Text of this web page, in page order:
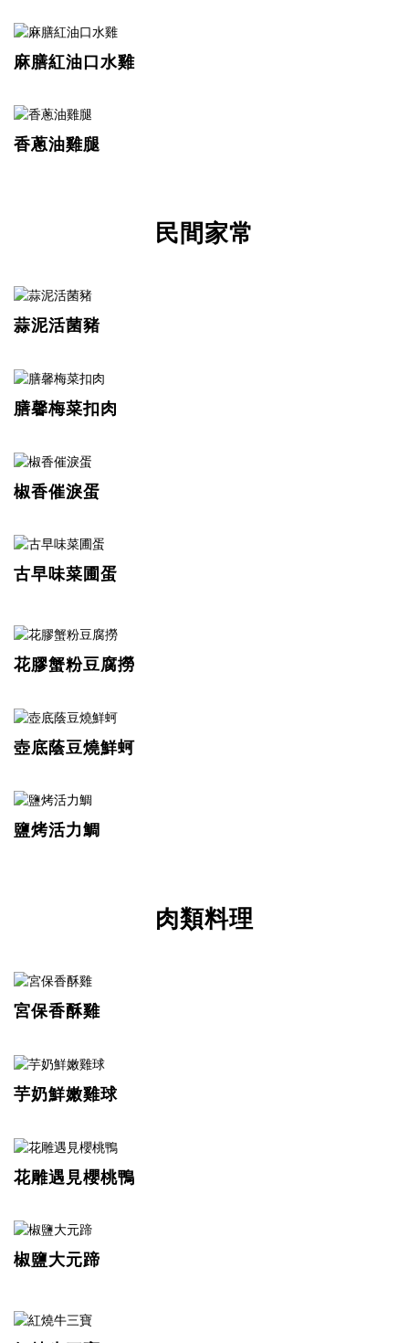
麻膳紅油口水雞
香蔥油雞腿
民間家常
蒜泥活菌豬
膳馨梅菜扣肉
椒香催淚蛋
古早味菜圃蛋
花膠蟹粉豆腐撈
壺底蔭豆燒鮮蚵
鹽烤活力鯛
肉類料理
宮保香酥雞
芋奶鮮嫩雞球
花雕遇見櫻桃鴨
椒鹽大元蹄